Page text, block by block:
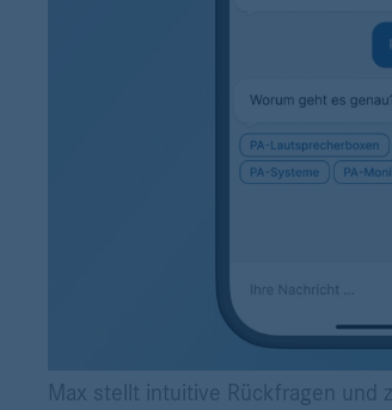
Max stellt intuitive Rückfragen und